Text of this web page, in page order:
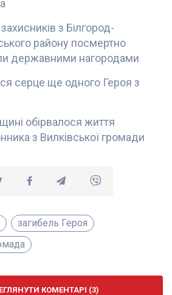
з Білгород-
району посмертно
державними нагородами
серце ще одного Героя з
обірвалося життя
з Вилківської громади
загибель Героя
КОМЕНТАРІ (3)